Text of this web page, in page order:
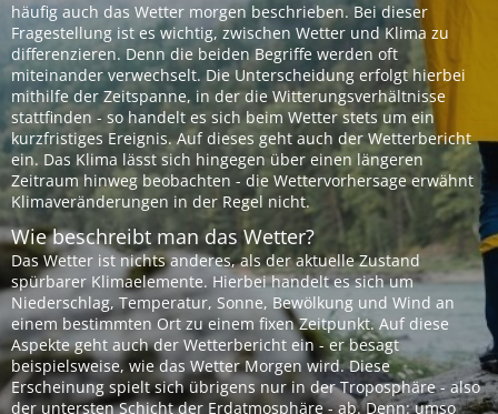
häufig auch das Wetter morgen beschrieben. Bei dieser
Fragestellung ist es wichtig, zwischen Wetter und Klima zu
differenzieren. Denn die beiden Begriffe werden oft
miteinander verwechselt. Die Unterscheidung erfolgt hierbei
mithilfe der Zeitspanne, in der die Witterungsverhältnisse
stattfinden - so handelt es sich beim Wetter stets um ein
kurzfristiges Ereignis. Auf dieses geht auch der Wetterbericht
ein. Das Klima lässt sich hingegen über einen längeren
Zeitraum hinweg beobachten - die Wettervorhersage erwähnt
Klimaveränderungen in der Regel nicht.
Wie beschreibt man das Wetter?
Das Wetter ist nichts anderes, als der aktuelle Zustand
spürbarer Klimaelemente. Hierbei handelt es sich um
Niederschlag, Temperatur, Sonne, Bewölkung und Wind an
einem bestimmten Ort zu einem fixen Zeitpunkt. Auf diese
Aspekte geht auch der Wetterbericht ein - er besagt
beispielsweise, wie das Wetter Morgen wird. Diese
Erscheinung spielt sich übrigens nur in der Troposphäre - also
der untersten Schicht der Erdatmosphäre - ab. Denn: umso